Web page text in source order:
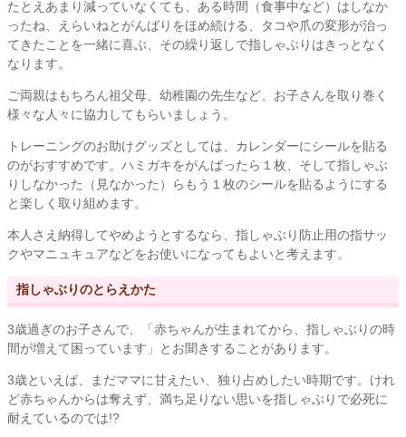
たとえあまり減っていなくても、ある時間（食事中など）はしなか
ったね、えらいねとがんばりをほめ続ける、タコや爪の変形が治っ
てきたことを一緒に喜ぶ、その繰り返しで指しゃぶりはきっとなく
なります。
ご両親はもちろん祖父母、幼稚園の先生など、お子さんを取り巻く
様々な人々に協力してもらいましょう。
トレーニングのお助けグッズとしては、カレンダーにシールを貼る
のがおすすめです。ハミガキをがんばったら１枚、そして指しゃぶ
りしなかった（見なかった）らもう１枚のシールを貼るようにする
と楽しく取り組めます。
本人さえ納得してやめようとするなら、指しゃぶり防止用の指サッ
クやマニュキュアなどをお使いになってもよいと考えます。
指しゃぶりのとらえかた
3歳過ぎのお子さんで、「赤ちゃんが生まれてから、指しゃぶりの時
間が増えて困っています」とお聞きすることがあります。
3歳といえば、まだママに甘えたい、独り占めしたい時期です。けれ
ど赤ちゃんからは奪えず、満ち足りない思いを指しゃぶりで必死に
耐えているのでは!?